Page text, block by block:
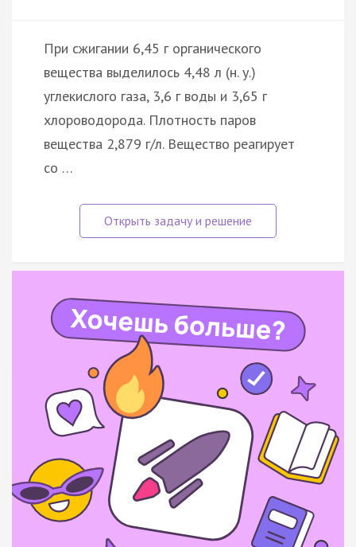
При сжигании 6,45 г органического
вещества выделилось 4,48 л (н. у.)
углекислого газа, 3,6 г воды и 3,65 г
хлороводорода. Плотность паров
вещества 2,879 г/л. Вещество реагирует
со …